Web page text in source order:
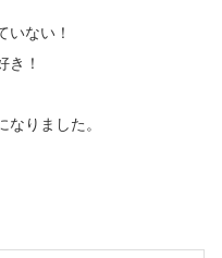
いない！
！
りました。